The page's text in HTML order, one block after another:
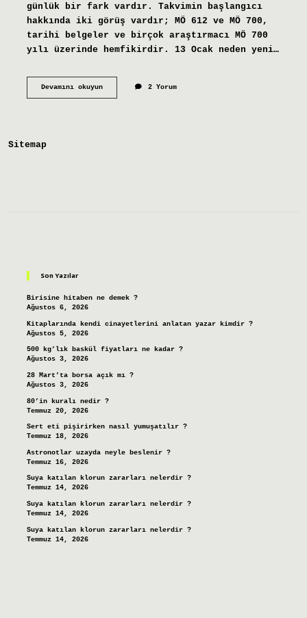
günlük bir fark vardır. Takvimin başlangıcı
hakkında iki görüş vardır; MÖ 612 ve MÖ 700,
tarihi belgeler ve birçok araştırmacı MÖ 700
yılı üzerinde hemfikirdir. 13 Ocak neden yeni…
Devamını okuyunKürtler
2 Yorum
Sitemap
Son Yazılar
Birisine hitaben ne demek ?
Ağustos 6, 2026
Kitaplarında kendi cinayetlerini anlatan yazar kimdir ?
Ağustos 5, 2026
500 kg’lık baskül fiyatları ne kadar ?
Ağustos 3, 2026
28 Mart’ta borsa açık mı ?
Ağustos 3, 2026
80’in kuralı nedir ?
Temmuz 20, 2026
Sert eti pişirirken nasıl yumuşatılır ?
Temmuz 18, 2026
Astronotlar uzayda neyle beslenir ?
Temmuz 16, 2026
Suya katılan klorun zararları nelerdir ?
Temmuz 14, 2026
Suya katılan klorun zararları nelerdir ?
Temmuz 14, 2026
Suya katılan klorun zararları nelerdir ?
Temmuz 14, 2026